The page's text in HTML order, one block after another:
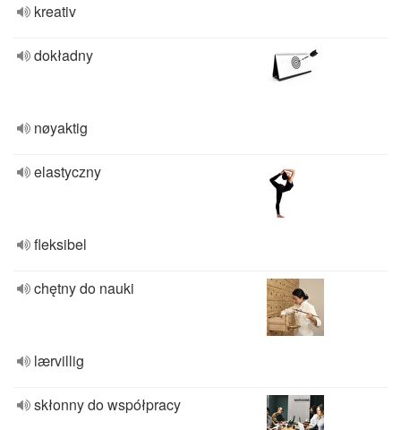
kreativ
dokładny
nøyaktig
elastyczny
fleksibel
chętny do nauki
lærvillig
skłonny do współpracy